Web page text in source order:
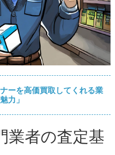
ーを高価買取してくれる業
力」
業者の査定基